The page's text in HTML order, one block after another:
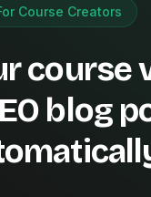
Course Creators
course
blog